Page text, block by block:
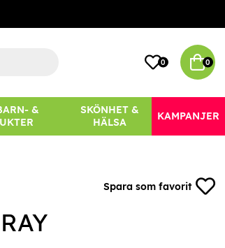
0 0
&
SKÖNHET &
HÄLSA
KAMPANJER
Spara som favorit